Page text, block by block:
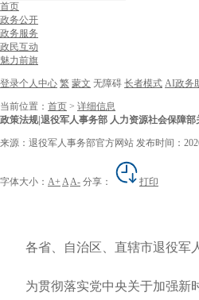
首页
政务公开
政务服务
政民互动
魅力前旗
登录个人中心 繁 蒙文 无障碍 长者模式 AI政务
当前位置： 首页 > 详细信息
政策法规|退役军人事务部 人力资源社会保障
来源：退役军人事务部官方网站 发布时间：
字体大小： A+ AA- 分享： 打印
各省、自治区、直辖市退役军人
为贯彻落实党中央关于加强新时